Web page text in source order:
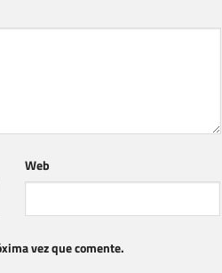
Web
vez que comente.